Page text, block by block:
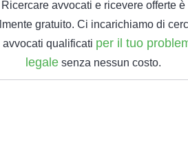
Ricercare avvocati e ricevere offerte è
gratuito. Ci incarichiamo di
avvocati qualificati per il tuo
legale senza nessun costo.